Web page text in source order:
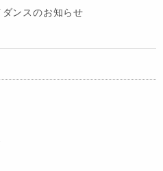
ンスのお知らせ